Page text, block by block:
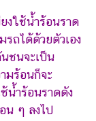
งใช้น้ำร้อนราด
รถได้ด้วยตัวเอง
ชนจะเป็น
มร้อนก็จะ
น้ำร้อนราดดัง
น ๆ ลงไป